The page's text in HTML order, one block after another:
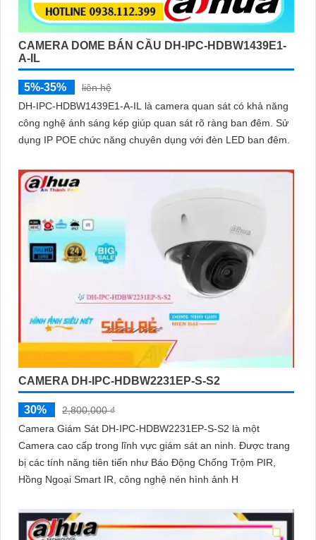
CAMERA DOME BÁN CẦU DH-IPC-HDBW1439E1-
A-IL
5%-35%
liên hệ
DH-IPC-HDBW1439E1-A-IL là camera quan sát có khả năng
công nghệ ánh sáng kép giúp quan sát rõ ràng ban đêm. Sử
dụng IP POE chức năng chuyên dụng với đèn LED ban đêm.
CAMERA DH-IPC-HDBW2231EP-S-S2
30%
2,800,000 ₫
Camera Giám Sát DH-IPC-HDBW2231EP-S-S2 là một
Camera cao cấp trong lĩnh vực giám sát an ninh. Được trang
bị các tính năng tiên tiến như Báo Động Chống Trộm PIR,
Hồng Ngoại Smart IR, công nghệ nén hình ảnh H